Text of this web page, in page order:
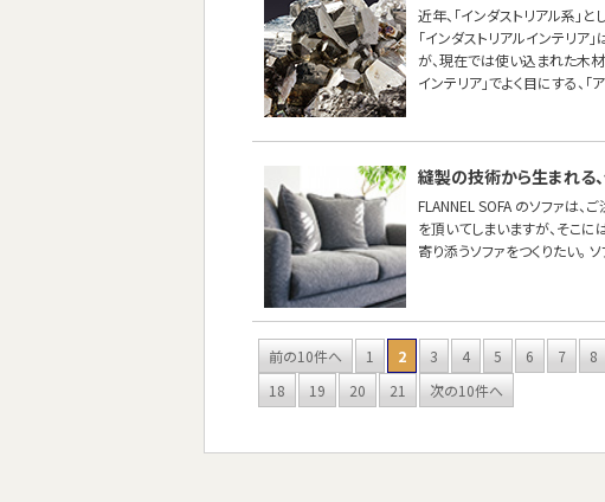
近年、「インダストリアル系」
「インダストリアルインテリ
が、現在では使い込まれた木
インテリア」でよく目にする、
縫製の技術から生まれる
FLANNEL SOFA のソファは、
を頂いてしまいますが、そこ
寄り添うソファをつくりたい
前の10件へ 1 2 3 4 5 6 7 8
18
19 20 21 次の10件へ